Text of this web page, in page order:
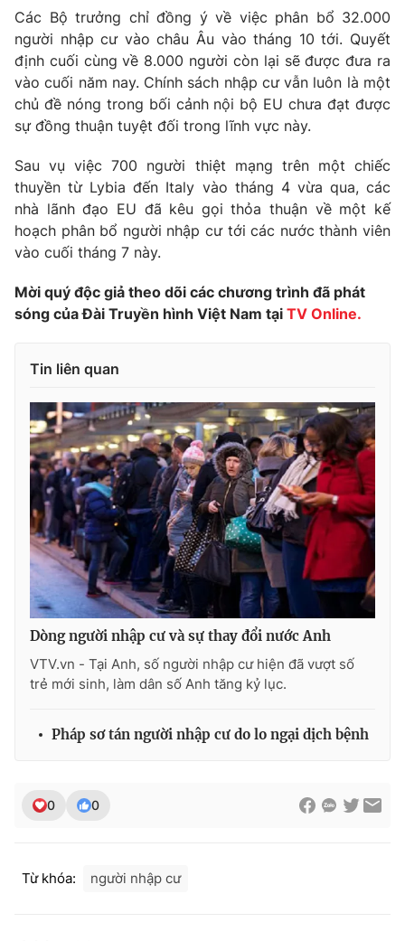
Thế giới đó đây
Câu chuyện quốc tế
Tài chính
Thị trường
Góc doanh nghiệp
Dữ liệu và đời sống
Truyền hình
Phim VTV
Hậu trường
Nhân vật
Khán giả
Điện ảnh
Âm nhạc
Sao
Đời sống
Du lịch
Chất lượng cuộc sống
Giáo dục
Tuyển sinh
Công nghệ
Thị trường
Tư vấn
Giao lưu trực tuyến
Lịch phát sóng
Chuyên mục khác
Emagazine Podcast
Photo Infographic
Video Shorts video
VTV Money VTV Thể thao
VTV Sức khoẻ Bất động sản
VTV9
Các Bộ trưởng chỉ đồng ý về việc phân bổ 32.000
người nhập cư vào châu Âu vào tháng 10 tới. Quyết
định cuối cùng về 8.000 người còn lại sẽ được đưa ra
vào cuối năm nay. Chính sách nhập cư vẫn luôn là một
chủ đề nóng trong bối cảnh nội bộ EU chưa đạt được
sự đồng thuận tuyệt đối trong lĩnh vực này.
Sau vụ việc 700 người thiệt mạng trên một chiếc
thuyền từ Lybia đến Italy vào tháng 4 vừa qua, các
nhà lãnh đạo EU đã kêu gọi thỏa thuận về một kế
hoạch phân bổ người nhập cư tới các nước thành viên
vào cuối tháng 7 này.
Mời quý độc giả theo dõi các chương trình đã phát
sóng của Đài Truyền hình Việt Nam tại TV Online.
Tin liên quan
Dòng người nhập cư và sự thay đổi nước Anh
VTV.vn - Tại Anh, số người nhập cư hiện đã vượt số
trẻ mới sinh, làm dân số Anh tăng kỷ lục.
Pháp sơ tán người nhập cư do lo ngại dịch bệnh
0 0
Từ khóa: người nhập cư